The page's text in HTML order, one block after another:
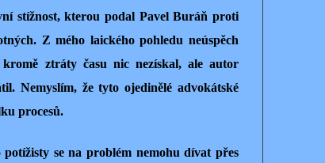
stížnost, kterou podal Pavel Buráň proti
Z mého laického pohledu neúspěch
ztráty času nic nezískal, ale autor
Nemyslím, že tyto ojedinělé advokátské
procesů.
se na problém nemohu dívat přes